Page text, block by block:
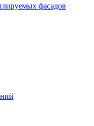
фасадов